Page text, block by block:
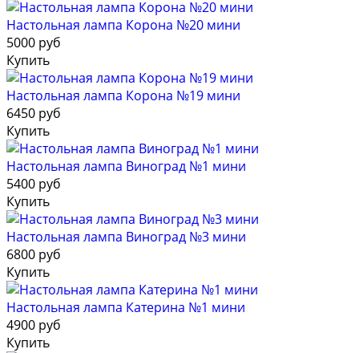
Настольная лампа Корона №20 мини
5000 руб
Купить
Настольная лампа Корона №19 мини
6450 руб
Купить
Настольная лампа Виноград №1 мини
5400 руб
Купить
Настольная лампа Виноград №3 мини
6800 руб
Купить
Настольная лампа Катерина №1 мини
4900 руб
Купить